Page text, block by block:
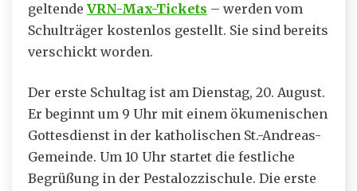
geltende VRN-Max-Tickets – werden vom
Schulträger kostenlos gestellt. Sie sind bereits
verschickt worden.
Der erste Schultag ist am Dienstag, 20. August.
Er beginnt um 9 Uhr mit einem ökumenischen
Gottesdienst in der katholischen St.-Andreas-
Gemeinde. Um 10 Uhr startet die festliche
Begrüßung in der Pestalozzischule. Die erste